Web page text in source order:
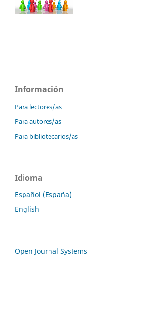
Información
Para lectores/as
Para autores/as
Para bibliotecarios/as
Idioma
Español (España)
English
Open Journal Systems